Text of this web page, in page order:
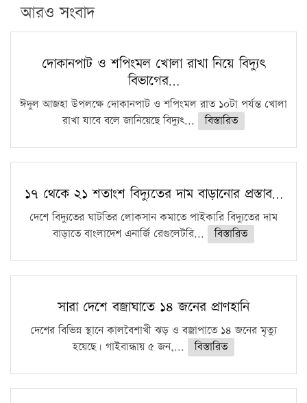
আরও সংবাদ
দোকানপাট ও শপিংমল খোলা রাখা নিয়ে বিদ্যুৎ
বিভাগের…
ঈদুল আজহা উপলক্ষে দোকানপাট ও শপিংমল রাত ১০টা পর্যন্ত খোলা
রাখা যাবে বলে জানিয়েছে বিদ্যুৎ...
বিস্তারিত
১৭ থেকে ২১ শতাংশ বিদ্যুতের দাম বাড়ানোর প্রস্তাব…
দেশে বিদ্যুতের ঘাটতির লোকসান কমাতে পাইকারি বিদ্যুতের দাম
বাড়াতে বাংলাদেশ এনার্জি রেগুলেটরি...
বিস্তারিত
সারা দেশে বজ্রাঘাতে ১৪ জনের প্রাণহানি
দেশের বিভিন্ন স্থানে কালবৈশাখী ঝড় ও বজ্রাপাতে ১৪ জনের মৃত্যু
হয়েছে। গাইবান্ধায় ৫ জন,...
বিস্তারিত